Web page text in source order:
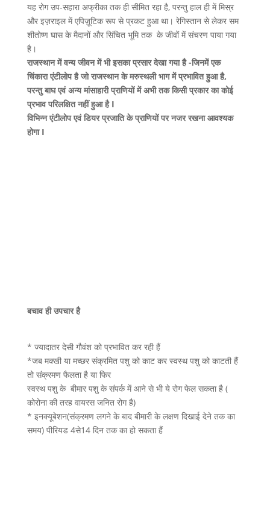
यह रोग उप-सहारा अफ्रीका तक ही सीमित रहा है, परन्तु हाल ही में मिस्र
और इज़राइल में एपिज़ूटिक रूप से प्रकट हुआ था। रेगिस्तान से लेकर सम
शीतोष्ण घास के मैदानों और सिंचित भूमि तक के जीवों में संचरण पाया गया
है।
राजस्थान में वन्य जीवन में भी इसका प्रसार देखा गया है -जिनमें एक
चिंकारा एंटीलोप है जो राजस्थान के मरुस्थली भाग में प्रभावित हुआ है,
परन्तु बाघ एवं अन्य मांसाहारी प्राणियों में अभी तक किसी प्रकार का कोई
प्रभाव परिलक्षित नहीं हुआ है I
विभिन्न एंटीलोप एवं डियर प्रजाति के प्राणियों पर नजर रखना आवश्यक
होगा I
बचाव ही उपचार है
* ज्यादातर देसी गौवंश को प्रभावित कर रही हैं
*जब मक्खी या मच्छर संक्रमित पशु को काट कर स्वस्थ पशु को काटती हैं
तो संक्रमण फैलता है या फिर
स्वस्थ पशु के बीमार पशु के संपर्क में आने से भी ये रोग फेल सकता है (
कोरोना की तरह वायरस जनित रोग है)
* इनक्यूबेशन(संक्रमण लगने के बाद बीमारी के लक्षण दिखाई देने तक का
समय) पीरियड 4से14 दिन तक का हो सकता हैं